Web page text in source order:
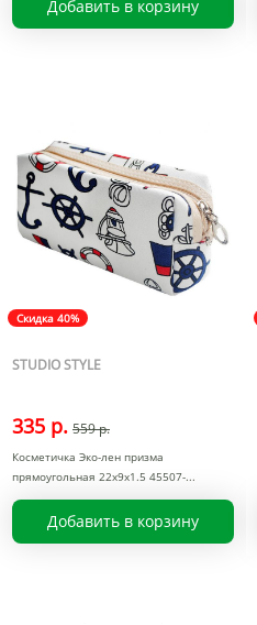
Добавить в корзину
Скидка 40%
STUDIO STYLE
335 р. 559 р.
Косметичка Эко-лен призма
прямоугольная 22x9x1.5 45507-
Добавить в корзину